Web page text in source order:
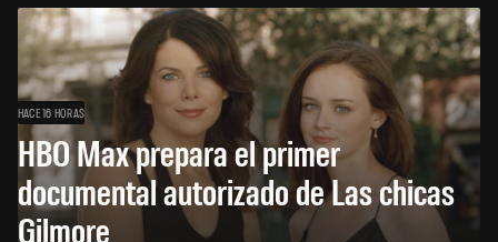
HACE 16 HORAS
HBO Max prepara el primer
documental autorizado de Las chicas
Gilmore